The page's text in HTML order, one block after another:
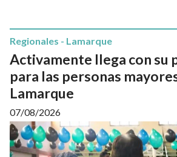
Activamente llega con su
para las personas
Lamarque
Regionales - Lamarque
07/08/2026